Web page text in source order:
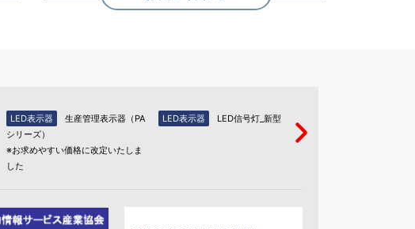
LED表示器
生産管理表示器（PA
シリーズ）
※お求めやすい価格に改定いたしま
した
LED表示器 LED信号灯_新型